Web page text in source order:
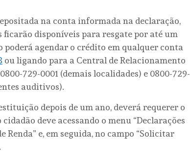
na conta informada na declaração,
ficarão disponíveis para resgate por até um
poderá agendar o crédito em qualquer conta
ou ligando para a Central de Relacionamento
729-0001 (demais localidades) e 0800-729-
auditivos).
depois de um ano, deverá requerer o
deve acessando o menu “Declarações
Renda” e, em seguida, no campo “Solicitar